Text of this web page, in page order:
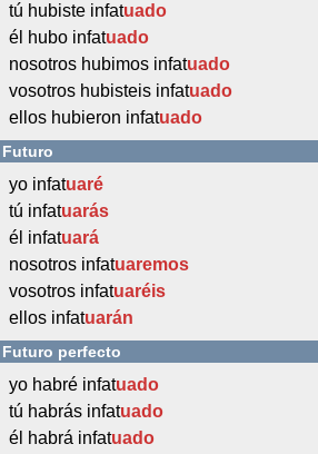
tú hubiste infatuado
él hubo infatuado
nosotros hubimos infatuado
vosotros hubisteis infatuado
ellos hubieron infatuado
Futuro
yo infatuaré
tú infatuarás
él infatuará
nosotros infatuaremos
vosotros infatuaréis
ellos infatuarán
Futuro perfecto
yo habré infatuado
tú habrás infatuado
él habrá infatuado